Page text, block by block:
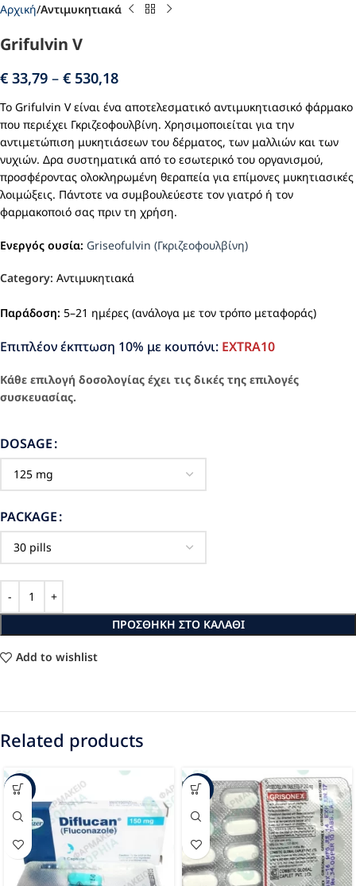
Αρχική Αντιμυκητιακά
Grifulvin V
€ 33,79 – € 530,18
Το Grifulvin V είναι ένα αποτελεσματικό αντιμυκητιασικό φάρμακο
που περιέχει Γκριζεοφουλβίνη. Χρησιμοποιείται για την
αντιμετώπιση μυκητιάσεων του δέρματος, των μαλλιών και των
νυχιών. Δρα συστηματικά από το εσωτερικό του οργανισμού,
προσφέροντας ολοκληρωμένη θεραπεία για επίμονες μυκητιασικές
λοιμώξεις. Πάντοτε να συμβουλεύεστε τον γιατρό ή τον
φαρμακοποιό σας πριν τη χρήση.
Ενεργός ουσία: Griseofulvin (Γκριζεοφουλβίνη)
Category: Αντιμυκητιακά
Παράδοση: 5–21 ημέρες (ανάλογα με τον τρόπο μεταφοράς)
Επιπλέον έκπτωση 10% με κουπόνι: EXTRA10
Κάθε επιλογή δοσολογίας έχει τις δικές της επιλογές
συσκευασίας.
DOSAGE
PACKAGE
ΠΡΟΣΘΉΚΗ ΣΤΟ ΚΑΛΆΘΙ
Add to wishlist
Related products
-49% -47%